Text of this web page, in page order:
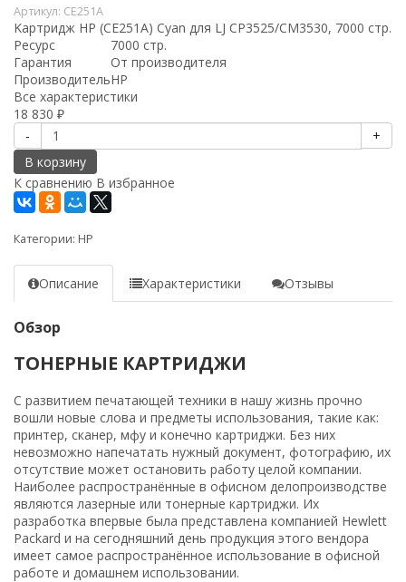
Артикул: CE251A
Kартридж HP (CE251A) Cyan для LJ CP3525/CM3530, 7000 стр.
Ресурс
7000 стр.
Гарантия
От производителя
ПроизводительHP
Все характеристики
18 830 ₽
-
+
В корзину
К сравнению В избранное
Категории: HP
Описание Характеристики Отзывы
Обзор
ТОНЕРНЫЕ КАРТРИДЖИ
С развитием печатающей техники в нашу жизнь прочно
вошли новые слова и предметы использования, такие как:
принтер, сканер, мфу и конечно картриджи. Без них
невозможно напечатать нужный документ, фотографию, их
отсутствие может остановить работу целой компании.
Наиболее распространённые в офисном делопроизводстве
являются лазерные или тонерные картриджи. Их
разработка впервые была представлена компанией Hewlett
Packard и на сегодняшний день продукция этого вендора
имеет самое распространённое использование в офисной
работе и домашнем использовании.